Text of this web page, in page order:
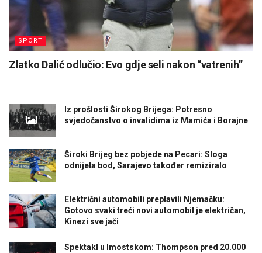
SPORT
Zlatko Dalić odlučio: Evo gdje seli nakon “vatrenih”
Iz prošlosti Širokog Brijega: Potresno
svjedočanstvo o invalidima iz Mamića i Borajne
Široki Brijeg bez pobjede na Pecari: Sloga
odnijela bod, Sarajevo također remiziralo
Električni automobili preplavili Njemačku:
Gotovo svaki treći novi automobil je električan,
Kinezi sve jači
Spektakl u Imostskom: Thompson pred 20.000